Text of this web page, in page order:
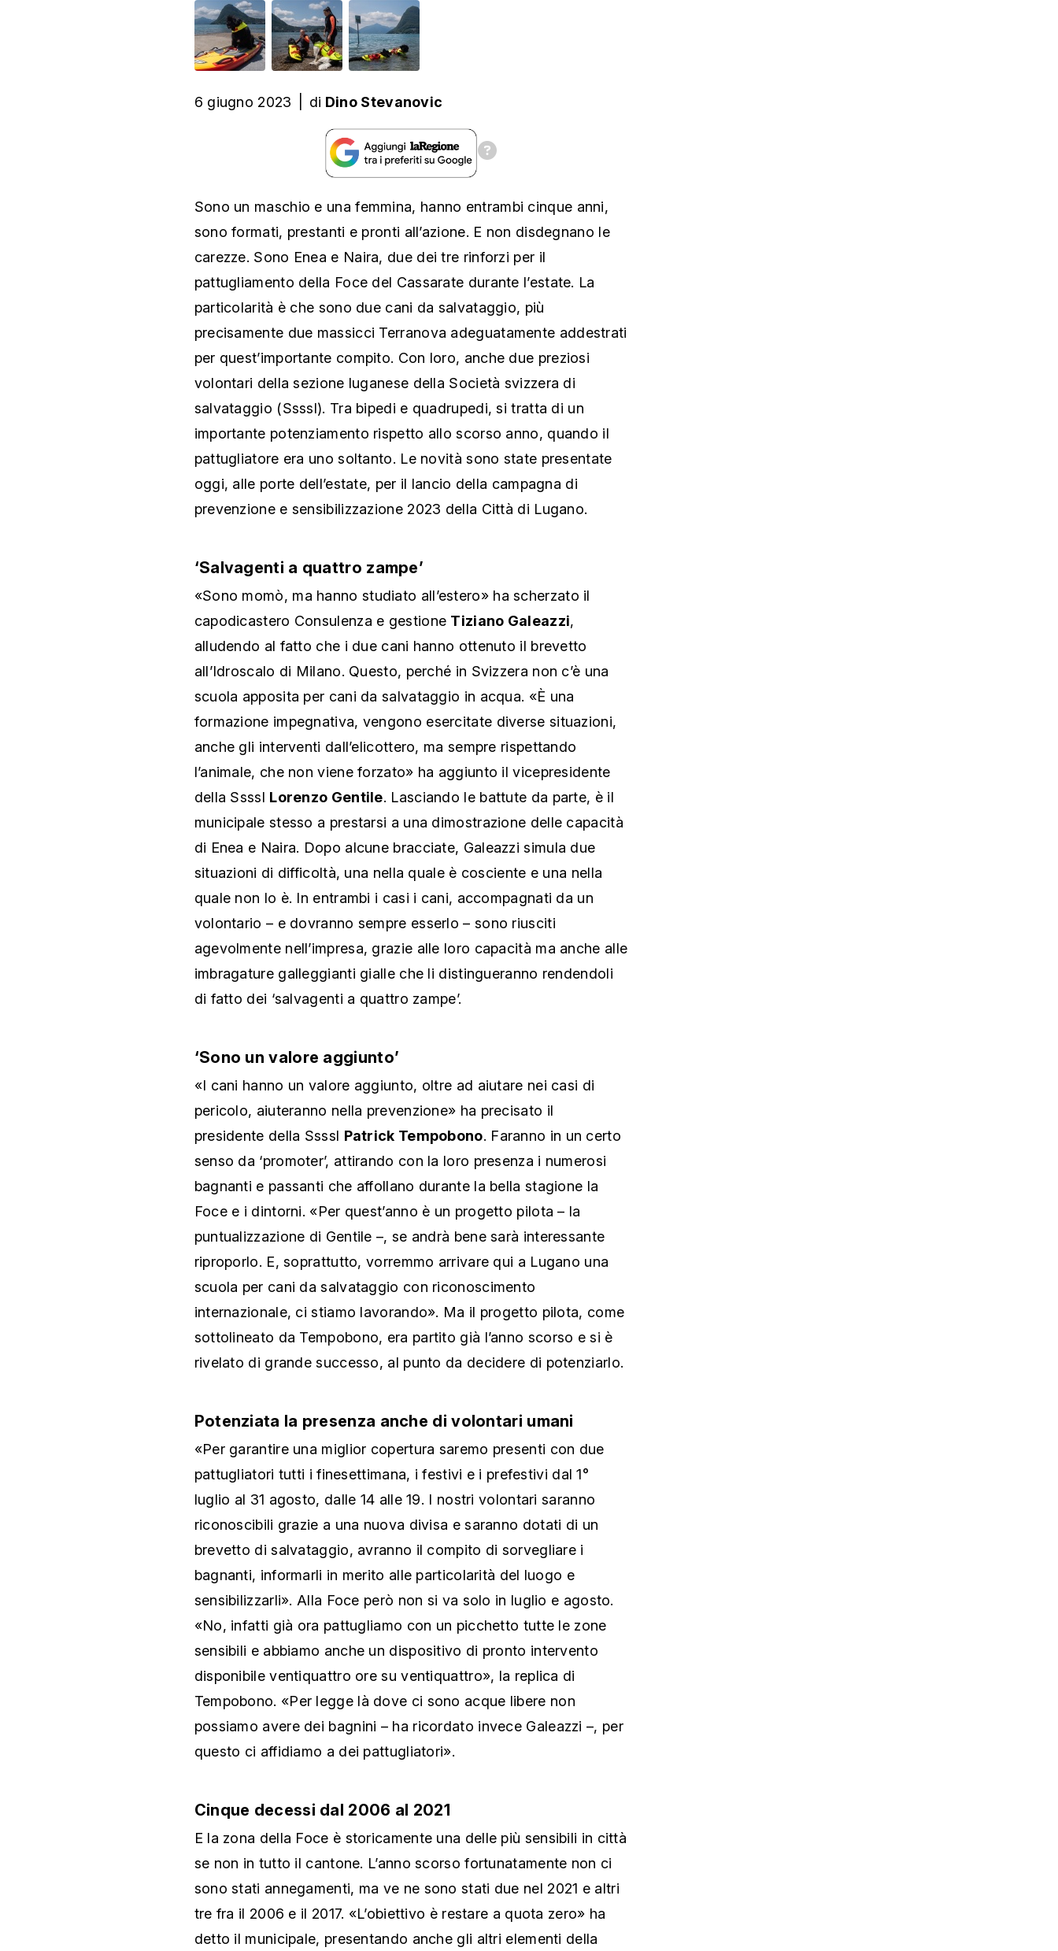
6 giugno 2023 di Dino Stevanovic
Sono un maschio e una femmina, hanno entrambi cinque anni,
sono formati, prestanti e pronti all’azione. E non disdegnano le
carezze. Sono Enea e Naira, due dei tre rinforzi per il
pattugliamento della Foce del Cassarate durante l’estate. La
particolarità è che sono due cani da salvataggio, più
precisamente due massicci Terranova adeguatamente addestrati
per quest’importante compito. Con loro, anche due preziosi
volontari della sezione luganese della Società svizzera di
salvataggio (Ssssl). Tra bipedi e quadrupedi, si tratta di un
importante potenziamento rispetto allo scorso anno, quando il
pattugliatore era uno soltanto. Le novità sono state presentate
oggi, alle porte dell’estate, per il lancio della campagna di
prevenzione e sensibilizzazione 2023 della Città di Lugano.
‘Salvagenti a quattro zampe’
«Sono momò, ma hanno studiato all’estero» ha scherzato il
capodicastero Consulenza e gestione Tiziano Galeazzi,
alludendo al fatto che i due cani hanno ottenuto il brevetto
all’Idroscalo di Milano. Questo, perché in Svizzera non c’è una
scuola apposita per cani da salvataggio in acqua. «È una
formazione impegnativa, vengono esercitate diverse situazioni,
anche gli interventi dall’elicottero, ma sempre rispettando
l’animale, che non viene forzato» ha aggiunto il vicepresidente
della Ssssl Lorenzo Gentile. Lasciando le battute da parte, è il
municipale stesso a prestarsi a una dimostrazione delle capacità
di Enea e Naira. Dopo alcune bracciate, Galeazzi simula due
situazioni di difficoltà, una nella quale è cosciente e una nella
quale non lo è. In entrambi i casi i cani, accompagnati da un
volontario – e dovranno sempre esserlo – sono riusciti
agevolmente nell’impresa, grazie alle loro capacità ma anche alle
imbragature galleggianti gialle che li distingueranno rendendoli
di fatto dei ‘salvagenti a quattro zampe’.
‘Sono un valore aggiunto’
«I cani hanno un valore aggiunto, oltre ad aiutare nei casi di
pericolo, aiuteranno nella prevenzione» ha precisato il
presidente della Ssssl Patrick Tempobono. Faranno in un certo
senso da ‘promoter’, attirando con la loro presenza i numerosi
bagnanti e passanti che affollano durante la bella stagione la
Foce e i dintorni. «Per quest’anno è un progetto pilota – la
puntualizzazione di Gentile –, se andrà bene sarà interessante
riproporlo. E, soprattutto, vorremmo arrivare qui a Lugano una
scuola per cani da salvataggio con riconoscimento
internazionale, ci stiamo lavorando». Ma il progetto pilota, come
sottolineato da Tempobono, era partito già l’anno scorso e si è
rivelato di grande successo, al punto da decidere di potenziarlo.
Potenziata la presenza anche di volontari umani
«Per garantire una miglior copertura saremo presenti con due
pattugliatori tutti i finesettimana, i festivi e i prefestivi dal 1°
luglio al 31 agosto, dalle 14 alle 19. I nostri volontari saranno
riconoscibili grazie a una nuova divisa e saranno dotati di un
brevetto di salvataggio, avranno il compito di sorvegliare i
bagnanti, informarli in merito alle particolarità del luogo e
sensibilizzarli». Alla Foce però non si va solo in luglio e agosto.
«No, infatti già ora pattugliamo con un picchetto tutte le zone
sensibili e abbiamo anche un dispositivo di pronto intervento
disponibile ventiquattro ore su ventiquattro», la replica di
Tempobono. «Per legge là dove ci sono acque libere non
possiamo avere dei bagnini – ha ricordato invece Galeazzi –, per
questo ci affidiamo a dei pattugliatori».
Cinque decessi dal 2006 al 2021
E la zona della Foce è storicamente una delle più sensibili in città
se non in tutto il cantone. L’anno scorso fortunatamente non ci
sono stati annegamenti, ma ve ne sono stati due nel 2021 e altri
tre fra il 2006 e il 2017. «L’obiettivo è restare a quota zero» ha
detto il municipale, presentando anche gli altri elementi della